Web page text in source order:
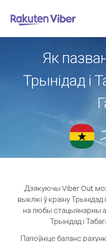
Як
Трынідад і
Дзякуючы Viber Out
выклікі ў краіну Трынідад
на любы стацыянарны
Трынідад і
Папоўніце баланс